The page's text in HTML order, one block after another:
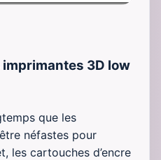
3D low
que les
néfastes pour
les cartouches d’encre